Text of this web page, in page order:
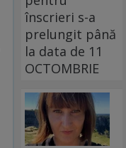
înscrieri s-a
prelungit până
la data de 11
OCTOMBRIE